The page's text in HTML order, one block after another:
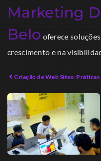
Marketing
Belo oferece
crescimento e na